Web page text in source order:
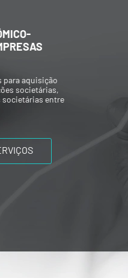
aquisição
societárias,
entre